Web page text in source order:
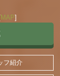
MAP]
フ紹介